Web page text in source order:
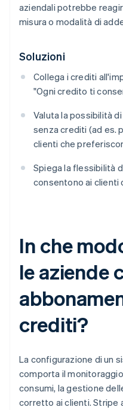
aziendali potrebbe
misura o modalità di
Soluzioni
Collega i crediti
"Ogni credito ti
Valuta la possibilità
senza crediti (ad es.
clienti che
Spiega la flessibilità
consentono ai clienti
In che
le aziende
crediti?
La configurazione di un
comporta il
consumi, la gestione
corretto ai clienti. Stripe